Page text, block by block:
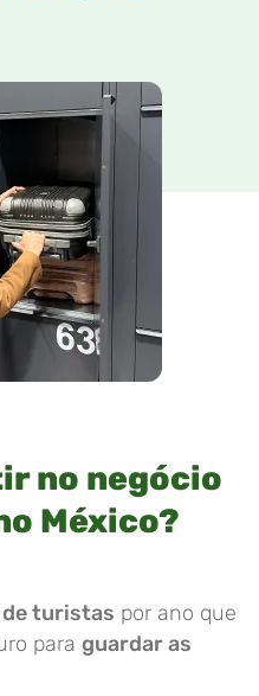
no negócio
México?
turistas por ano que
para guardar as